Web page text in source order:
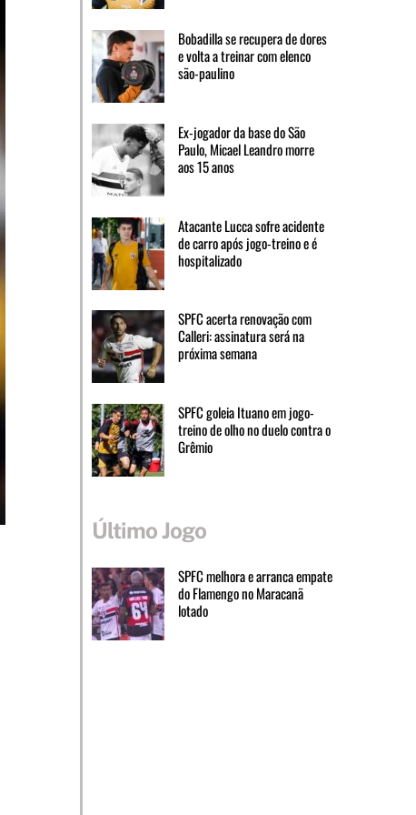
Bobadilla se recupera de dores
e volta a treinar com elenco
são-paulino
Ex-jogador da base do São
Paulo, Micael Leandro morre
aos 15 anos
Atacante Lucca sofre acidente
de carro após jogo-treino e é
hospitalizado
SPFC acerta renovação com
Calleri: assinatura será na
próxima semana
SPFC goleia Ituano em jogo-
treino de olho no duelo contra o
Grêmio
Último Jogo
SPFC melhora e arranca empate
do Flamengo no Maracanã
lotado